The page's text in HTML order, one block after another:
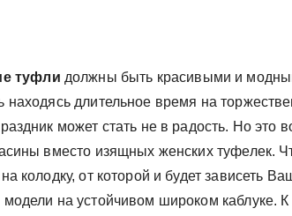
туфли должны быть красивыми и
длительное время на
может стать не в радость. Но это
вместо изящных женских туфелек.
колодку, от которой и будет зависеть
на устойчивом широком каблуке.